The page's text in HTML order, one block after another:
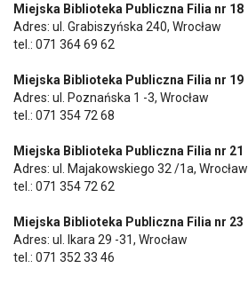
Miejska Biblioteka Publiczna Filia nr 18
Adres: ul. Grabiszyńska 240, Wrocław
tel.: 071 364 69 62
Miejska Biblioteka Publiczna Filia nr 19
Adres: ul. Poznańska 1 -3, Wrocław
tel.: 071 354 72 68
Miejska Biblioteka Publiczna Filia nr 21
Adres: ul. Majakowskiego 32 /1a, Wrocław
tel.: 071 354 72 62
Miejska Biblioteka Publiczna Filia nr 23
Adres: ul. Ikara 29 -31, Wrocław
tel.: 071 352 33 46